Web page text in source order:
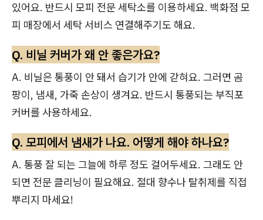
있어요. 반드시 모피 전문 세탁소를 이용하세요. 백화점 모
피 매장에서 세탁 서비스 연결해주기도 해요.
Q. 비닐 커버가 왜 안 좋은가요?
A. 비닐은 통풍이 안 돼서 습기가 안에 갇혀요. 그러면 곰
팡이, 냄새, 가죽 손상이 생겨요. 반드시 통풍되는 부직포
커버를 사용하세요.
Q. 모피에서 냄새가 나요. 어떻게 해야 하나요?
A. 통풍 잘 되는 그늘에 하루 정도 걸어두세요. 그래도 안
되면 전문 클리닝이 필요해요. 절대 향수나 탈취제를 직접
뿌리지 마세요!